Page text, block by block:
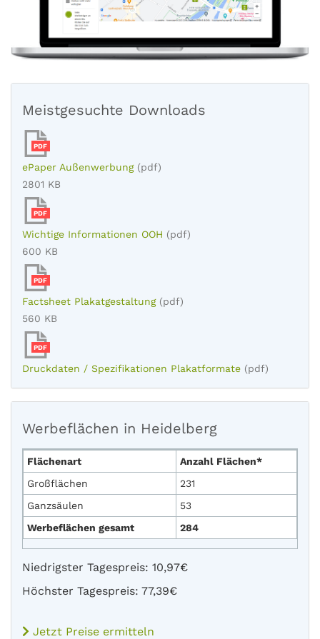
Meistgesuchte Downloads
PDF
ePaper Außenwerbung (pdf)
2801 KB
PDF
Wichtige Informationen OOH (pdf)
600 KB
PDF
Factsheet Plakatgestaltung (pdf)
560 KB
PDF
Druckdaten / Spezifikationen Plakatformate (pdf)
Werbeflächen in Heidelberg
Flächenart
Anzahl Flächen*
Großflächen
231
Ganzsäulen
53
Werbeflächen gesamt
284
Niedrigster Tagespreis: 10,97€
Höchster Tagespreis: 77,39€
Jetzt Preise ermitteln